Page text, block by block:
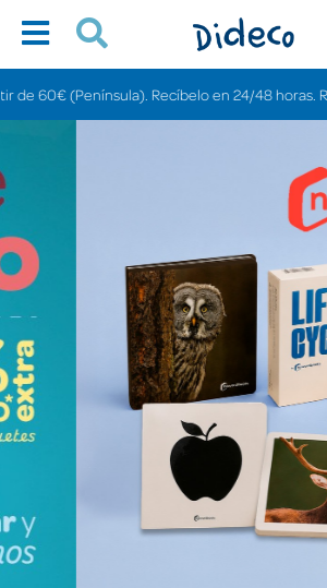
Recíbelo en 24/48 horas. Recogida en